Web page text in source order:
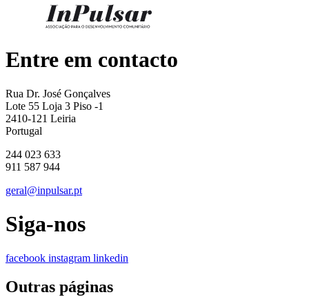
Entre em contacto
Rua Dr. José Gonçalves
Lote 55 Loja 3 Piso -1
2410-121 Leiria
Portugal
244 023 633
911 587 944
geral@inpulsar.pt
Siga-nos
facebook instagram linkedin
Outras páginas